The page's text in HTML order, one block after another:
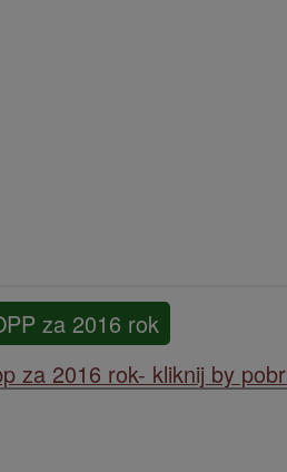
za 2016 rok
za 2016 rok- kliknij by